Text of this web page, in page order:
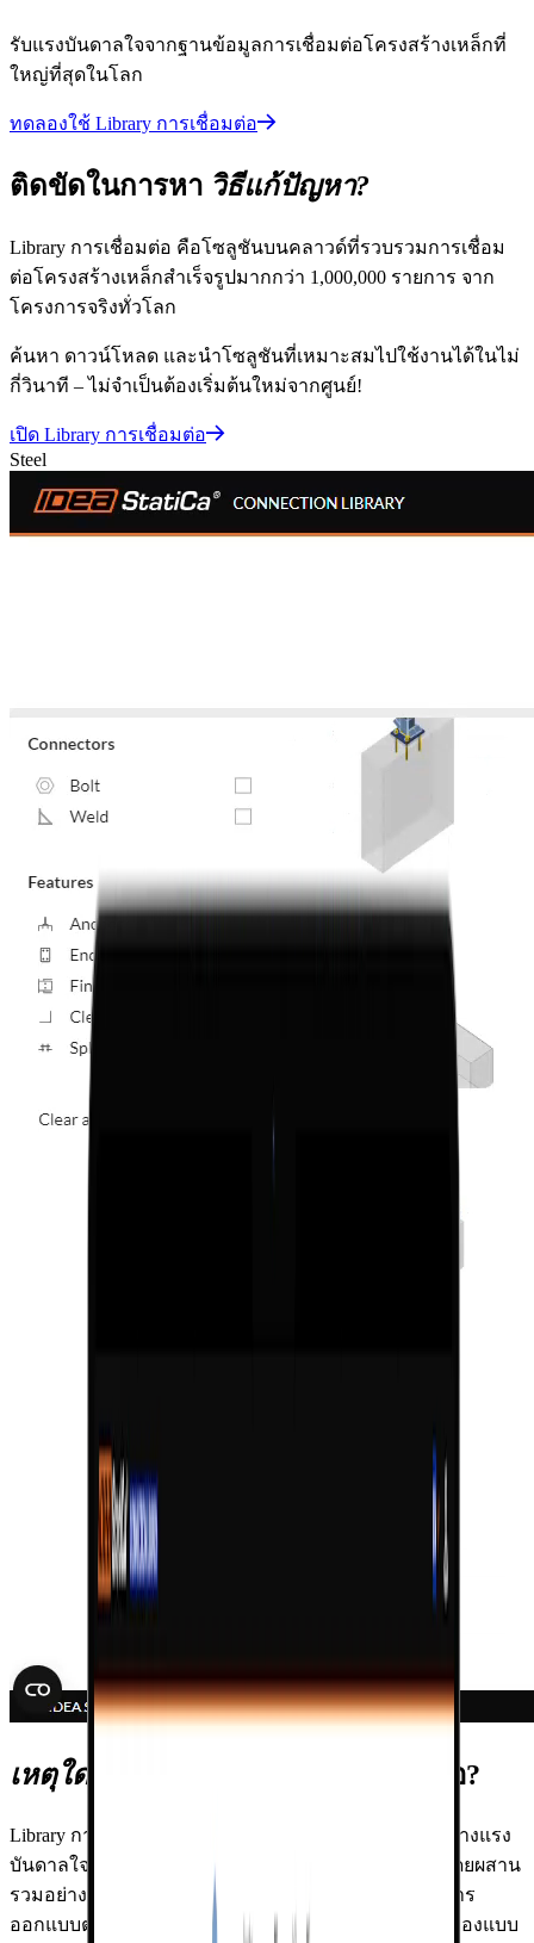
รับแรงบันดาลใจจากฐานข้อมูลการเชื่อมต่อโครงสร้างเหล็กที่
ใหญ่ที่สุดในโลก
ทดลองใช้ Library การเชื่อมต่อ
ติดขัดในการหา วิธีแก้ปัญหา?
Library การเชื่อมต่อ คือโซลูชันบนคลาวด์ที่รวบรวมการเชื่อม
ต่อโครงสร้างเหล็กสำเร็จรูปมากกว่า 1,000,000 รายการ จาก
โครงการจริงทั่วโลก
ค้นหา ดาวน์โหลด และนำโซลูชันที่เหมาะสมไปใช้งานได้ในไม่
กี่วินาที – ไม่จำเป็นต้องเริ่มต้นใหม่จากศูนย์!
เปิด Library การเชื่อมต่อ
Steel
เหตุใดจึงควรใช้ Library การเชื่อมต่อ?
Library การเชื่อมต่อนี้ให้บริการฟรีสำหรับทุกคน และสร้างแรง
บันดาลใจในการสร้างนวัตกรรมในโครงการของคุณ โดยผสาน
รวมอย่างสมบูรณ์กับ Viewer ซึ่งจะแนะนำทางเลือกในการ
ออกแบบตาม
รูปทรงเรขาคณิต การจัดวาง และหน้าตัด
ของแบบ